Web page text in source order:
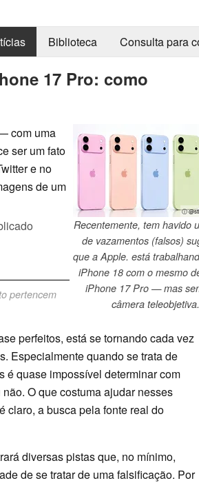
Biblioteca Consulta para
17 Pro: como
ⓘ
Recentemente, tem havido
de vazamentos (falsos)
que a Apple. está
iPhone 18 com o mesmo
iPhone 17 Pro — mas
câmera teleobjetiva.
com uma
ser um fato
e no
de um
pertencem
perfeitos, está se tornando cada vez
Especialmente quando se trata de
é quase impossível determinar com
O que costuma ajudar nesses
claro, a busca pela fonte real do
diversas pistas que, no mínimo,
de se tratar de uma falsificação. Por